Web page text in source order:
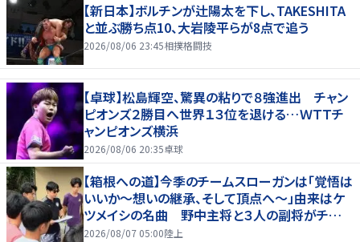
【新日本】ボルチンが辻陽太を下し、TAKESHITA
と並ぶ勝ち点10、大岩陵平らが8点で追う
2026/08/06 23:45相撲格闘技
【卓球】松島輝空、驚異の粘りで８強進出 チャン
ピオンズ２勝目へ世界１３位を退ける…ＷＴＴチ
ャンピオンズ横浜
2026/08/06 20:35卓球
【箱根への道】今季のチームスローガンは「覚悟は
いいか～想いの継承、そして頂点へ～」由来はケ
ツメイシの名曲 野中主将と３人の副将がチーム
を引っ張る…夏合宿特集第１弾、国学院大
2026/08/07 05:00陸上